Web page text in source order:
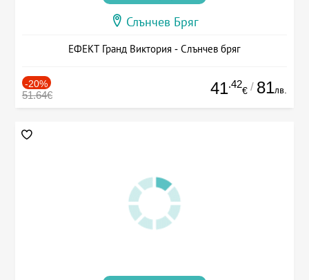
Слънчев Бряг
ЕФЕКТ Гранд Виктория - Слънчев бряг
-20%
51.64€ 41.42
€ / 81лв.